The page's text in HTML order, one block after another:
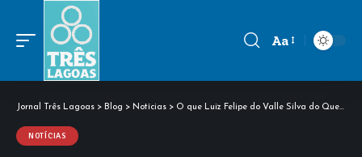
Font
Aa
Jornal Três Lagoas > Blog > Notícias > O que Luiz Felipe do Valle Silva do Quental de Menezes diria a um empresário que está começando
NOTÍCIAS